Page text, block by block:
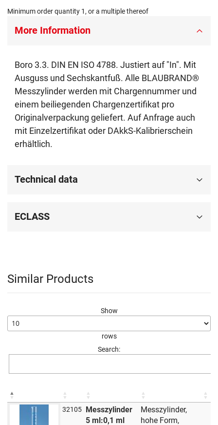
Minimum order quantity 1, or a multiple thereof
More Information
Boro 3.3. DIN EN ISO 4788. Justiert auf "In". Mit
Ausguss und Sechskantfuß. Alle BLAUBRAND®
Messzylinder werden mit Chargennummer und
einem beiliegenden Chargenzertifikat pro
Originalverpackung geliefert. Auf Anfrage auch
mit Einzelzertifikat oder DAkkS-Kalibrierschein
erhältlich.
Technical data
ECLASS
Similar Products
Show
rows
Search:
32105
Messzylinder
5 ml:0,1 ml
Messzylinder,
hohe Form,